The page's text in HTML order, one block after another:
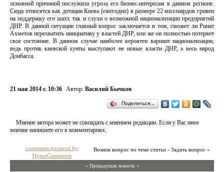
основной причиной послужила угроза его бизнес-интересам в данном регионе.
Сюда относятся как дотации Киева (ежегодно) в размере 22 миллиардов гривен
на поддержку его шахт, так и слухи о возможной национализации предприятий
ДНР. В данной ситуации главный вопрос заключается в том, сможет ли Ринат
Ахметов перехватить инициативу у властей ДНР, или же он полностью потеряет
свое состояние. В данном случае наиболее вероятен вариант национализации,
ведь против киевской хунты выступают не новые власти ДНР, а весь народ
Донбасса.
21 мая 2014 г. 10:36 Автор: Василий Бычков
Поделиться…
Мнение автора может не совпадать с мнением редакции. Если у Вас иное
мнение напишите его в комментариях.
Возник вопрос по теме статьи - Задать вопрос »
comments powered by
HyperComments
« Предыдущая новость «